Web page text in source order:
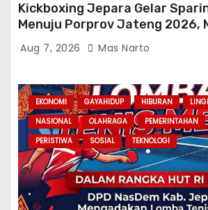
Kickboxing Jepara Gelar
Menuju Porprov Jateng 2026,
Fisik dan Teknik Atlet
Aug 7, 2026 Mas Narto
EKONOMI GAYAHIDUP HIBURAN
NASIONAL
OLAHRAGA PEMERINTAHAN
PERISTIWA
SOSIAL TEKNOLOGI